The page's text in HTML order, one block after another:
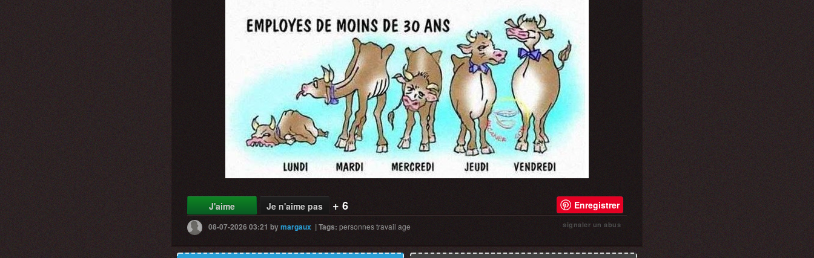
J'aime Je n'aime pas + 6 Enregistrer
08-07-2026 03:21 bymargaux |Tags: personnestravail age signaler un abus